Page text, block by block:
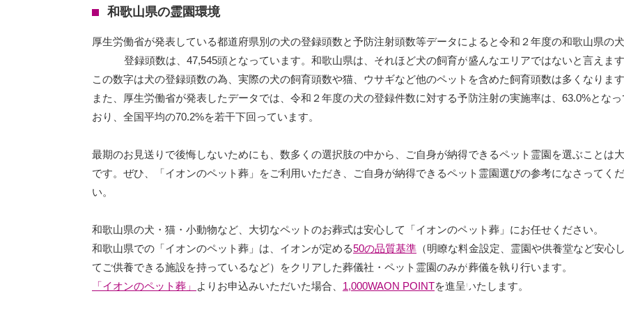
和歌山県の霊園環境
厚生労働省が発表している都道府県別の犬の登録頭数と予防注射頭数等データによると令和２年度の和歌山県の
登録頭数は、47,545頭となっています。和歌山県は、それほど犬の飼育が盛んなエリアではないと言えます
この数字は犬の登録頭数の為、実際の犬の飼育頭数や猫、ウサギなど他のペットを含めた飼育頭数は多くなります
また、厚生労働省が発表したデータでは、令和２年度の犬の登録件数に対する予防注射の実施率は、63.0%となっ
おり、全国平均の70.2%を若干下回っています。
最期のお見送りで後悔しないためにも、数多くの選択肢の中から、ご自身が納得できるペット霊園を選ぶことは
です。ぜひ、「イオンのペット葬」をご利用いただき、ご自身が納得できるペット霊園選びの参考になさってく
い。
和歌山県の犬・猫・小動物など、大切なペットのお葬式は安心して「イオンのペット葬」にお任せください。
和歌山県での「イオンのペット葬」は、イオンが定める50の品質基準 （明瞭な料金設定、霊園や供養堂など安心し
てご供養できる施設を持っているなど）をクリアした葬儀社・ペット霊園のみが葬儀を執り行います。
「イオンのペット葬」
よりお申込みいただいた場合、 1,000WAON POINTを進呈いたします。